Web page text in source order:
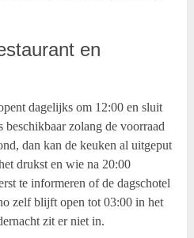
en
dagelijks om 12:00 en sluit
zolang de voorraad
dan kan de keuken al uitgeput
drukst en wie na 20:00
te informeren of de dagschotel
zelf blijft open tot 03:00 in het
zit er niet in.